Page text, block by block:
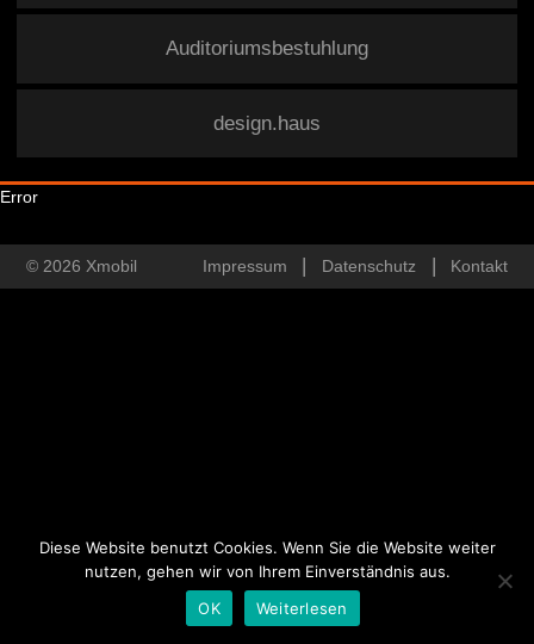
Auditoriumsbestuhlung
design.haus
Error
© 2026 Xmobil Impressum Datenschutz Kontakt
Diese Website benutzt Cookies. Wenn Sie die Website weiter
nutzen, gehen wir von Ihrem Einverständnis aus.
OK
Weiterlesen